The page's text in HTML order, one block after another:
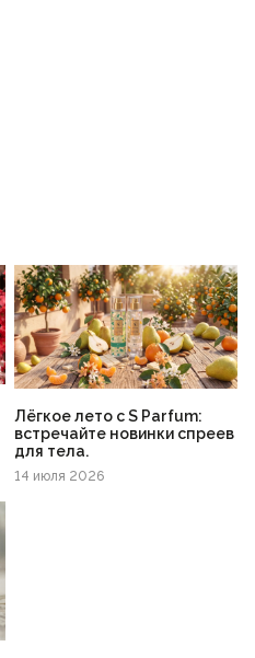
Лёгкое лето с S Parfum:
встречайте новинки спреев
для тела.
14 июля 2026